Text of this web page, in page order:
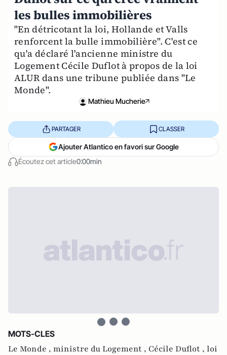
les bulles immobilières
"En détricotant la loi, Hollande et Valls
renforcent la bulle immobilière". C'est ce
qu'a déclaré l'ancienne ministre du
Logement Cécile Duflot à propos de la loi
ALUR dans une tribune publiée dans "Le
Monde".
Mathieu Mucherie
Écoutez cet article0:00min
PARTAGER CLASSER
Ajouter Atlantico en favori sur Google
MOTS-CLES
Le Monde , ministre du Logement , Cécile Duflot , loi